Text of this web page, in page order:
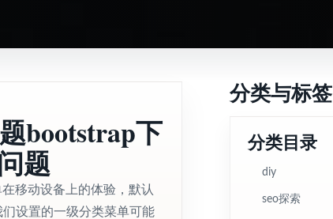
bootstrap下
题
移动设备上的体验，默认
设置的一级分类菜单可能
分类与标签
分类目录
diy
seo探索